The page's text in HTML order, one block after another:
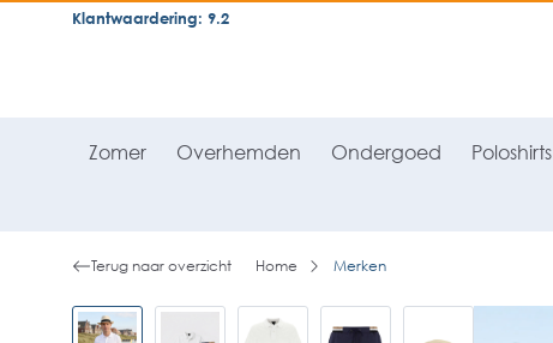
general.skipToNavigation
Klantwaardering: 9.2
Zomer Overhemden Ondergoed Poloshirts
Terug naar overzicht Home Merken